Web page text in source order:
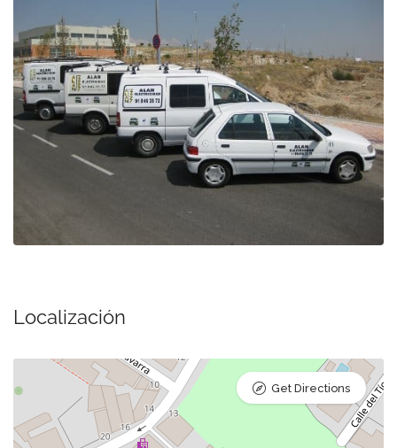
Localización
Get Directions